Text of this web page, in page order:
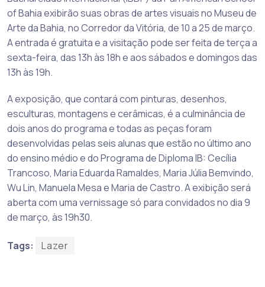
of Bahia exibirão suas obras de artes visuais no Museu de
Arte da Bahia, no Corredor da Vitória, de 10 a 25 de março.
A entrada é gratuita e a visitação pode ser feita de terça a
sexta-feira, das 13h às 18h e aos sábados e domingos das
13h às 19h.
A exposição, que contará com pinturas, desenhos,
esculturas, montagens e cerâmicas, é a culminância de
dois anos do programa e todas as peças foram
desenvolvidas pelas seis alunas que estão no último ano
do ensino médio e do Programa de Diploma IB: Cecília
Trancoso, Maria Eduarda Ramaldes, Maria Júlia Bemvindo,
Wu Lin, Manuela Mesa e Maria de Castro. A exibição será
aberta com uma vernissage só para convidados no dia 9
de março, às 19h30.
Tags: Lazer